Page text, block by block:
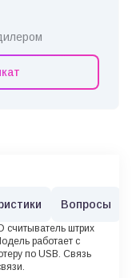
Вопросы
cчитыватель штрих
работает с
по USB. Связь